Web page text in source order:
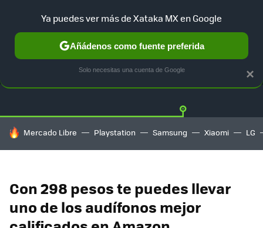
GUÍA DE COMPRAS MERCADO LIBRE
HOY SE HABLA DE
Mercado Libre Playstation Samsung Xiaomi LG
Con 298 pesos te puedes llevar
uno de los audífonos mejor
×
Ya puedes ver más de Xataka MX en Google
Añádenos como fuente preferida
Solo necesitas una cuenta de Google